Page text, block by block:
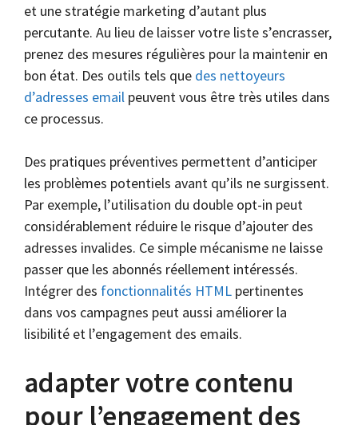
et une stratégie marketing d’autant plus
percutante. Au lieu de laisser votre liste s’encrasser,
prenez des mesures régulières pour la maintenir en
bon état. Des outils tels que des nettoyeurs
d’adresses email peuvent vous être très utiles dans
ce processus.
Des pratiques préventives permettent d’anticiper
les problèmes potentiels avant qu’ils ne surgissent.
Par exemple, l’utilisation du double opt-in peut
considérablement réduire le risque d’ajouter des
adresses invalides. Ce simple mécanisme ne laisse
passer que les abonnés réellement intéressés.
Intégrer des fonctionnalités HTML pertinentes
dans vos campagnes peut aussi améliorer la
lisibilité et l’engagement des emails.
adapter votre contenu
pour l’engagement des